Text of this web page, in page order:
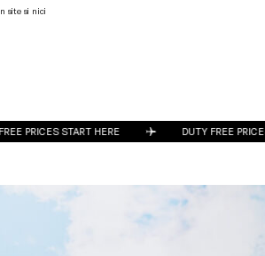
site si nici
PRICES START HERE DUTY FREE